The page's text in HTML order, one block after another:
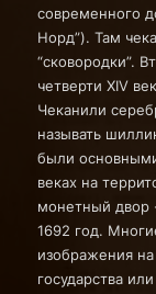
современного
Норд”). Там
“сковородки”.
четверти ХIV
Чеканили
называть
были
веках на
монетный двор
1692 год.
изображения
государства